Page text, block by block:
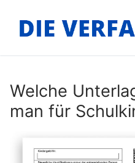
Inhalt
springen
Welche
man für